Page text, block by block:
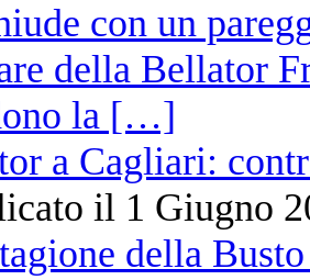
a Cagliari:
il 1 Giugno